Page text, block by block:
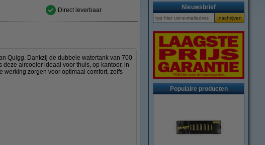
Direct leverbaar
Quigg. Dankzij de dubbele watertank van 700
aircooler ideaal voor thuis, op kantoor, in
zorgen voor optimaal comfort, zelfs
Nieuwsbrief
Populaire producten